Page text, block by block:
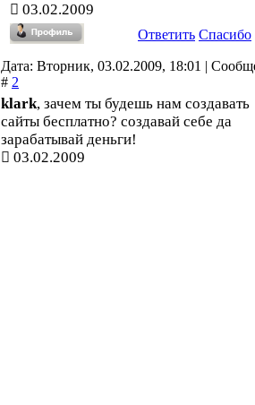
03.02.2009
Ответить Спасибо
Дата: Вторник, 03.02.2009, 18:01 |
# 2
klark, зачем ты будешь нам создавать
сайты бесплатно? создавай себе да
зарабатывай деньги!
03.02.2009